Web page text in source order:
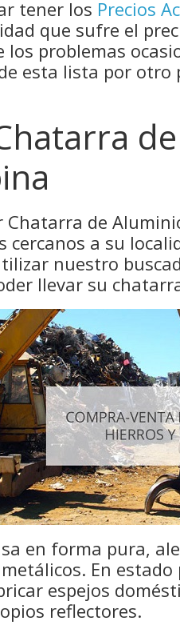
tener los Precios
que sufre el
los problemas
esta lista por otro
Chatarra de
cercanos a su
nuestro
llevar su
en forma pura,
En
espejos
reflectores.